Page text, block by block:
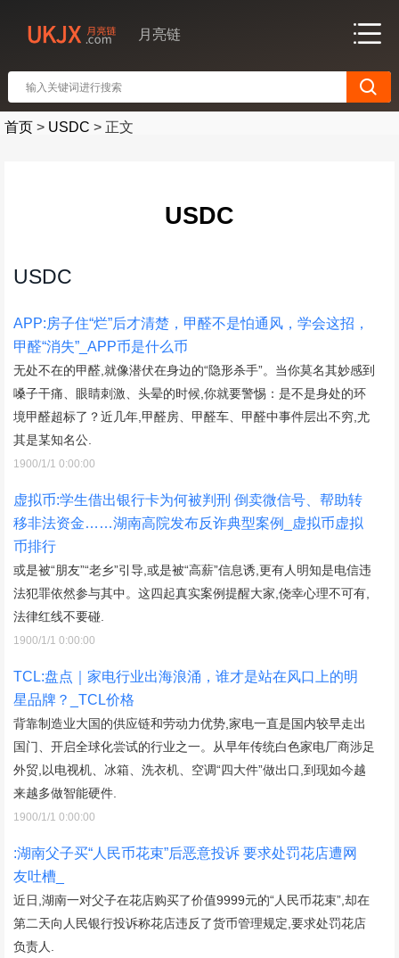
月亮链
首页 > USDC > 正文
USDC
USDC
APP:房子住“烂”后才清楚，甲醛不是怕通风，学会这招，
甲醛“消失”_APP币是什么币
无处不在的甲醛,就像潜伏在身边的“隐形杀手”。当你莫名其妙感到
嗓子干痛、眼睛刺激、头晕的时候,你就要警惕：是不是身处的环
境甲醛超标了？近几年,甲醛房、甲醛车、甲醛中事件层出不穷,尤
其是某知名公.
1900/1/1 0:00:00
虚拟币:学生借出银行卡为何被判刑 倒卖微信号、帮助转
移非法资金……湖南高院发布反诈典型案例_虚拟币虚拟
币排行
或是被“朋友”“老乡”引导,或是被“高薪”信息诱,更有人明知是电信违
法犯罪依然参与其中。这四起真实案例提醒大家,侥幸心理不可有,
法律红线不要碰.
1900/1/1 0:00:00
TCL:盘点｜家电行业出海浪涌，谁才是站在风口上的明
星品牌？_TCL价格
背靠制造业大国的供应链和劳动力优势,家电一直是国内较早走出
国门、开启全球化尝试的行业之一。从早年传统白色家电厂商涉足
外贸,以电视机、冰箱、洗衣机、空调“四大件”做出口,到现如今越
来越多做智能硬件.
1900/1/1 0:00:00
:湖南父子买“人民币花束”后恶意投诉 要求处罚花店遭网
友吐槽_
近日,湖南一对父子在花店购买了价值9999元的“人民币花束”,却在
第二天向人民银行投诉称花店违反了货币管理规定,要求处罚花店
负责人.